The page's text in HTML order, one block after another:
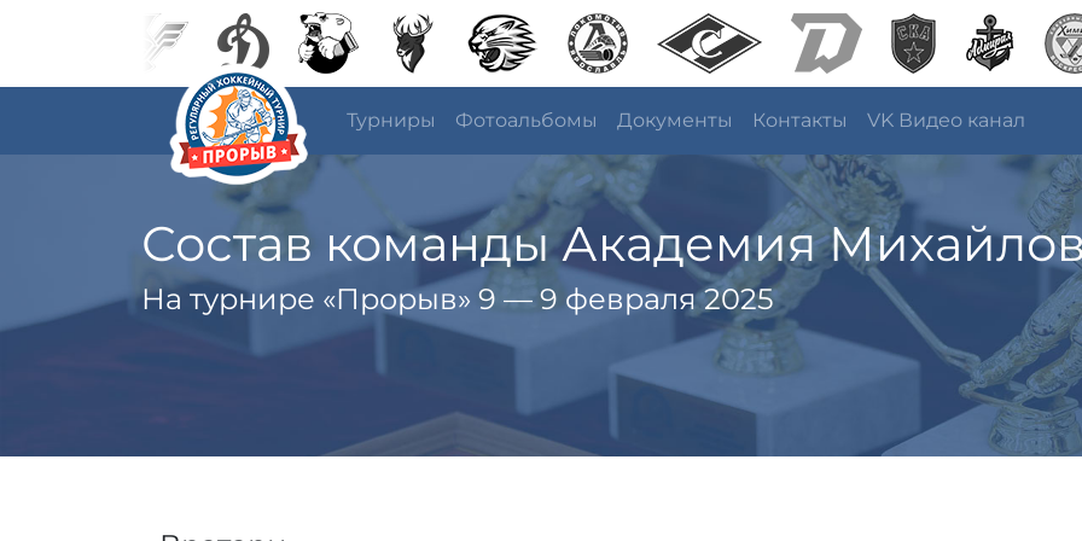
Турниры Фотоальбомы Документы Контакты VK Видео канал
Состав команды Академия
На турнире «Прорыв» 9 — 9 февраля 2025